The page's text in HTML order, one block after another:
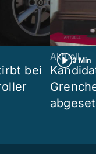
bei
3 Min
Aktuell